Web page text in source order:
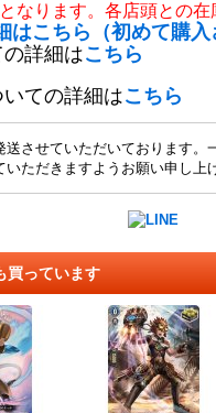
ります。各店頭との在
こちら（初めて購入
詳細はこちら
ての詳細はこちら
させていただいております
ただきますようお願い申し上
買っています